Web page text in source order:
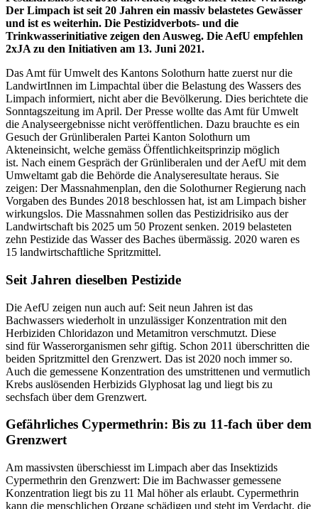
Der Limpach ist seit 20 Jahren ein massiv belastetes Gewässer
und ist es weiterhin. Die Pestizidverbots- und die
Trinkwasserinitiative zeigen den Ausweg. Die AefU empfehlen
2xJA zu den Initiativen am 13. Juni 2021.
Das Amt für Umwelt des Kantons Solothurn hatte zuerst nur die
LandwirtInnen im Limpachtal über die Belastung des Wassers des
Limpach informiert, nicht aber die Bevölkerung. Dies berichtete die
Sonntagszeitung im April. Der Presse wollte das Amt für Umwelt
die Analyseergebnisse nicht veröffentlichen. Dazu brauchte es ein
Gesuch der Grünliberalen Partei Kanton Solothurn um
Akteneinsicht, welche gemäss Öffentlichkeitsprinzip möglich
ist. Nach einem Gespräch der Grünliberalen und der AefU mit dem
Umweltamt gab die Behörde die Analyseresultate heraus. Sie
zeigen: Der Massnahmenplan, den die Solothurner Regierung nach
Vorgaben des Bundes 2018 beschlossen hat, ist am Limpach bisher
wirkungslos. Die Massnahmen sollen das Pestizidrisiko aus der
Landwirtschaft bis 2025 um 50 Prozent senken. 2019 belasteten
zehn Pestizide das Wasser des Baches übermässig. 2020 waren es
15 landwirtschaftliche Spritzmittel.
Seit Jahren dieselben Pestizide
Die AefU zeigen nun auch auf: Seit neun Jahren ist das
Bachwassers wiederholt in unzulässiger Konzentration mit den
Herbiziden Chloridazon und Metamitron verschmutzt. Diese
sind für Wasserorganismen sehr giftig. Schon 2011 überschritten die
beiden Spritzmittel den Grenzwert. Das ist 2020 noch immer so.
Auch die gemessene Konzentration des umstrittenen und vermutlich
Krebs auslösenden Herbizids Glyphosat lag und liegt bis zu
sechsfach über dem Grenzwert.
Gefährliches Cypermethrin: Bis zu 11-fach über dem
Grenzwert
Am massivsten überschiesst im Limpach aber das Insektizids
Cypermethrin den Grenzwert: Die im Bachwasser gemessene
Konzentration liegt bis zu 11 Mal höher als erlaubt. Cypermethrin
kann die menschlichen Organe schädigen und steht im Verdacht, die